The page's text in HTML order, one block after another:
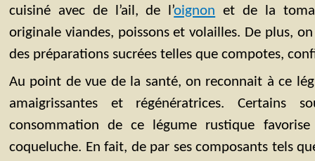
cuisiné avec de l’ail, de l’oignon et de la
originale viandes, poissons et volailles. De plus,
des préparations sucrées telles que compotes,
Au point de vue de la santé, on reconnait à ce
amaigrissantes et régénératrices. Certains
consommation de ce légume rustique
coqueluche. En fait, de par ses composants tels